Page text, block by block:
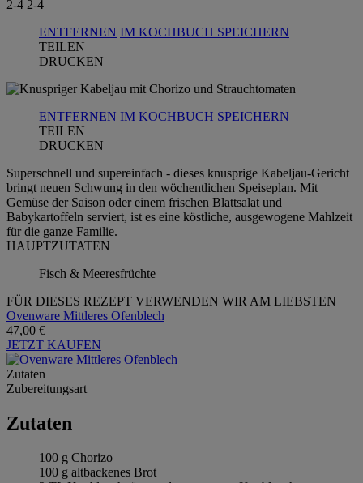
2-4 2-4
ENTFERNEN IM KOCHBUCH SPEICHERN
TEILEN
DRUCKEN
ENTFERNEN IM KOCHBUCH SPEICHERN
TEILEN
DRUCKEN
Superschnell und supereinfach - dieses knusprige Kabeljau-Gericht
bringt neuen Schwung in den wöchentlichen Speiseplan. Mit
Gemüse der Saison oder einem frischen Blattsalat und
Babykartoffeln serviert, ist es eine köstliche, ausgewogene Mahlzeit
für die ganze Familie.
HAUPTZUTATEN
Fisch & Meeresfrüchte
FÜR DIESES REZEPT VERWENDEN WIR AM LIEBSTEN
Ovenware Mittleres Ofenblech
47,00 €
JETZT KAUFEN
Zutaten
Zubereitungsart
Zutaten
100 g Chorizo
100 g altbackenes Brot